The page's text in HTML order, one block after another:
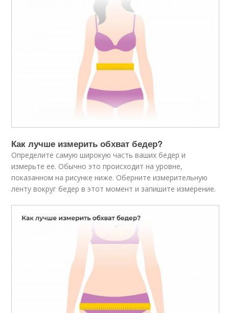
Как лучше измерить обхват бедер?
Определите самую широкую часть ваших бедер и
измерьте ее. Обычно это происходит на уровне,
показанном на рисунке ниже. Оберните измерительную
ленту вокруг бедер в этот момент и запишите измерение.